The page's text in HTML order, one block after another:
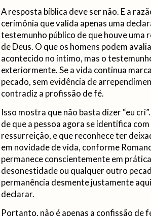
A resposta bíblica deve ser não. E a
cerimônia que valida apenas uma
testemunho público de que houve uma
de Deus. O que os homens podem
acontecido no íntimo, mas o
exteriormente. Se a vida continua
pecado, sem evidência de
contradiz a profissão de fé.
Isso mostra que não basta dizer “eu
de que a pessoa agora se identifica
ressurreição, e que reconhece ter
em novidade de vida, conforme
permanece conscientemente em
desonestidade ou qualquer outro
permanência desmente justamente
declarar.
Portanto, não é apenas a confissão de